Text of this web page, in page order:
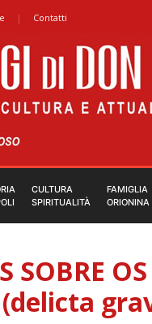
Contatti
CULTURA
SPIRITUALITÀ
FAMIGLIA
ORIONINA
SOBRE
(delicta